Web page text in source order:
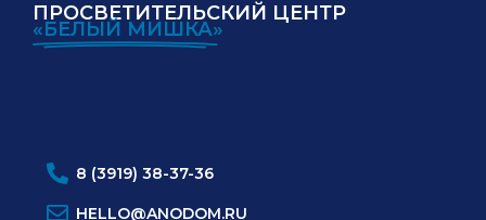
ПРОСВЕТИТЕЛЬСКИЙ ЦЕНТР
«БЕЛЫЙ МИШКА»
8 (3919) 38-37-36
HELLO@ANODOM.RU